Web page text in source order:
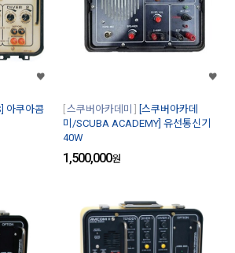
아쿠아콤
스쿠버아카데미
[스쿠버아카데
미/SCUBA ACADEMY] 유선통신기
40W
1,500,000원